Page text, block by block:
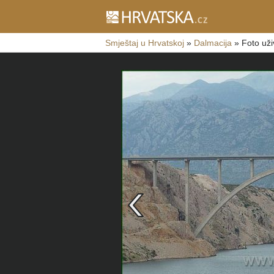
Smještaj u Hrvatskoj » Dalmacija » Foto